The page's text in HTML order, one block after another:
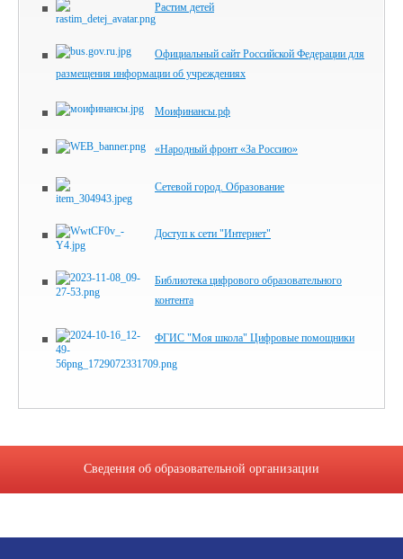
Растим детей
Официальный сайт Российской Федерации для
размещения информации об учреждениях
Моифинансы.рф
«Народный фронт «За Россию»
Сетевой город. Образование
Доступ к сети "Интернет"
Библиотека цифрового образова­тельного
контента
ФГИС "Моя школа" Цифровые помощники
Сведения об образовательной организации